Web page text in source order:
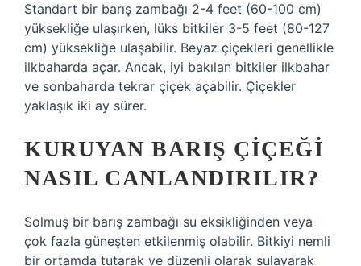
Standart bir barış zambağı 2-4 feet (60-100 cm)
yüksekliğe ulaşırken, lüks bitkiler 3-5 feet (80-127
cm) yüksekliğe ulaşabilir. Beyaz çiçekleri genellikle
ilkbaharda açar. Ancak, iyi bakılan bitkiler ilkbahar
ve sonbaharda tekrar çiçek açabilir. Çiçekler
yaklaşık iki ay sürer.
KURUYAN BARIŞ ÇIÇEĞI
NASIL CANLANDIRILIR?
Solmuş bir barış zambağı su eksikliğinden veya
çok fazla güneşten etkilenmiş olabilir. Bitkiyi nemli
bir ortamda tutarak ve düzenli olarak sulayarak